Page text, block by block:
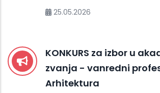
25.05.2026
KONKURS za izbor u
zvanja - vanredni
Arhitektura